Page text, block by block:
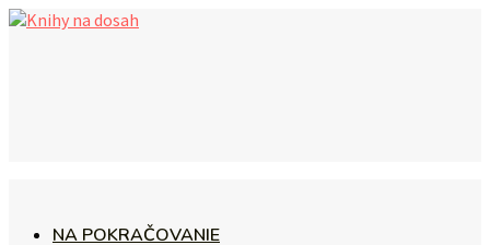
NA POKRAČOVANIE